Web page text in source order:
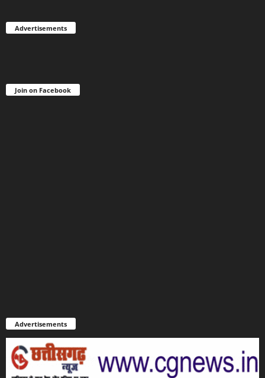
Advertisements
Join on Facebook
Advertisements